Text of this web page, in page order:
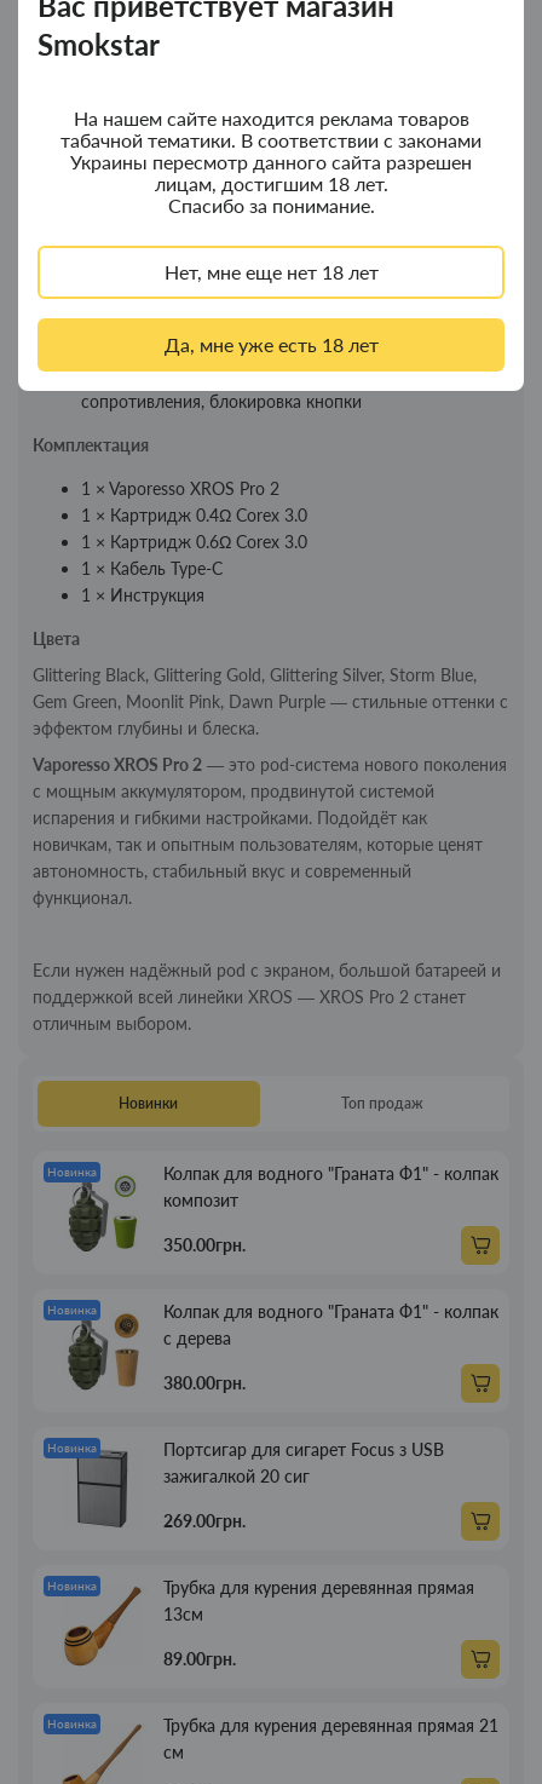
Smokstar
На нашем сайте находится реклама товаров
табачной тематики. В соответствии с законами
Украины пересмотр данного сайта разрешен
лицам, достигшим 18 лет.
Спасибо за понимание.
Нет, мне еще нет 18 лет
Да, мне уже есть 18 лет
0.4Ω — больше пара, свободная RDL-затяжка
0.6–0.8Ω — универсальный вариант
Технические характеристики
Аккумулятор: 2000 мАч
Зарядка: Type-C 5В/2А
Вес: 65 г
Дисплей: 0.96” TFT
Материал корпуса: аэрокосмический сплав
Поддержка сопротивлений: 0.4Ω – 1.2Ω
Тип затяжки: MTL / RDL
Защита: автоотключение, определение
сопротивления, блокировка кнопки
Комплектация
1 × Vaporesso XROS Pro 2
1 × Картридж 0.4Ω Corex 3.0
1 × Картридж 0.6Ω Corex 3.0
1 × Кабель Type-C
1 × Инструкция
Цвета
Glittering Black, Glittering Gold, Glittering Silver, Storm Blue,
Gem Green, Moonlit Pink, Dawn Purple — стильные оттенки с
эффектом глубины и блеска.
Vaporesso XROS Pro 2 — это pod-система нового поколения
с мощным аккумулятором, продвинутой системой
испарения и гибкими настройками. Подойдёт как
новичкам, так и опытным пользователям, которые ценят
автономность, стабильный вкус и современный
функционал.
Если нужен надёжный pod с экраном, большой батареей и
поддержкой всей линейки XROS — XROS Pro 2 станет
отличным выбором.
Новинки Топ продаж
Новинка
Колпак для водного "Граната Ф1" - колпак
композит
350.00грн.
Новинка
Колпак для водного "Граната Ф1" - колпак
с дерева
380.00грн.
Новинка
Портсигар для сигарет Focus з USB
зажигалкой 20 сиг
269.00грн.
Новинка
Трубка для курения деревянная прямая
13см
89.00грн.
Новинка
Трубка для курения деревянная прямая 21
см